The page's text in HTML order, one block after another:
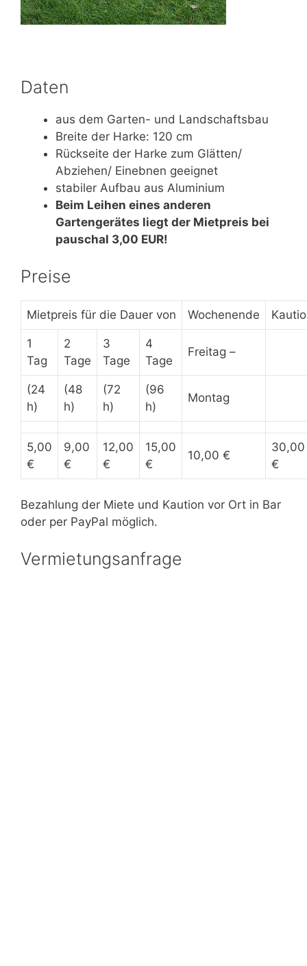
Daten
aus dem Garten- und Landschaftsbau
Breite der Harke: 120 cm
Rückseite der Harke zum Glätten/
Abziehen/ Einebnen geeignet
stabiler Aufbau aus Aluminium
Beim Leihen eines anderen
Gartengerätes liegt der Mietpreis bei
pauschal 3,00 EUR!
Preise
Mietpreis für die Dauer von Wochenende
1
Tag
2
Tage
3
Tage
4
Tage
Freitag –
(24
h)
(48
h)
(72
h)
(96
h)
Montag
5,00
€
9,00
€
12,00
€
15,00
€
10,00 €
30,00
€
Bezahlung der Miete und Kaution vor Ort in Bar
oder per PayPal möglich.
Vermietungsanfrage